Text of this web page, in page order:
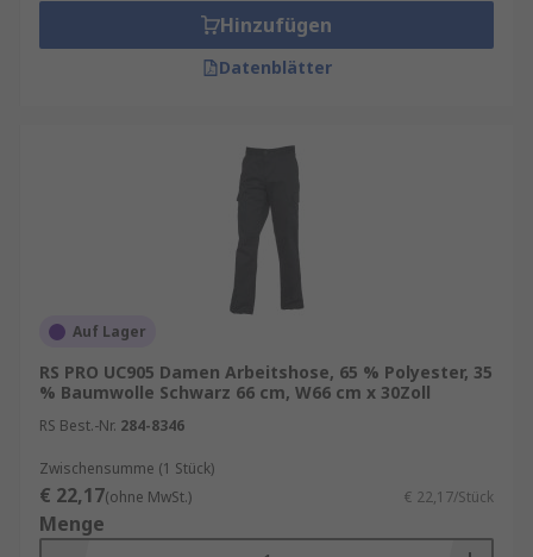
Hinzufügen
Datenblätter
Auf Lager
RS PRO UC905 Damen Arbeitshose, 65 % Polyester, 35
% Baumwolle Schwarz 66 cm, W66 cm x 30Zoll
RS Best.-Nr. 284-8346
Zwischensumme (1 Stück)
€ 22,17(ohne MwSt.) € 22,17/Stück
Menge